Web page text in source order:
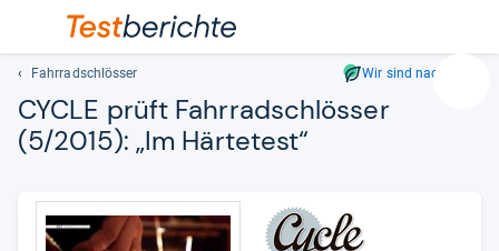
Fahrradschlösser Wir sind nachhaltig
CYCLE prüft Fahr­rad­sch­lös­ser
(5/2015): „Im Här­te­test“